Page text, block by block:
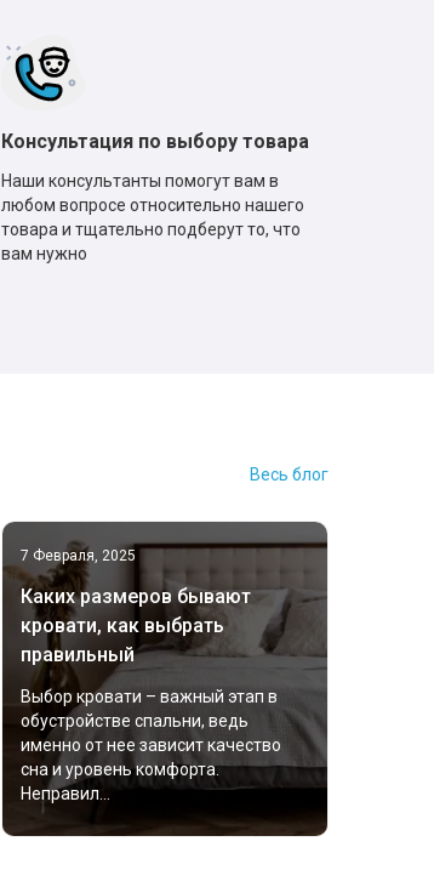
Консультация по выбору товара
Наши консультанты помогут вам в
любом вопросе относительно нашего
товара и тщательно подберут то, что
вам нужно
Весь блог
7 Февраля, 2025
Каких размеров бывают
кровати, как выбрать
правильный
Выбор кровати – важный этап в
обустройстве спальни, ведь
именно от нее зависит качество
сна и уровень комфорта.
Неправил...